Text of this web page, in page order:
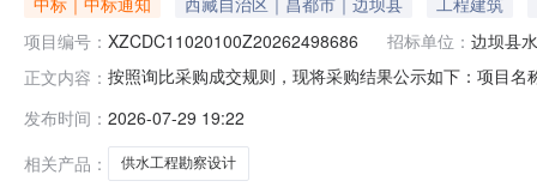
项目编号： XZCDC11020100Z20262498686 招标单位： 边坝县
正文内容： 按照询比采购成交规则，现将采购结果公示如下：项目
现成交西藏自治区水利电力规划勘测设计研究院中选
发布时间： 2026-07-29 19:22
相关产品：
供水工程勘察设计